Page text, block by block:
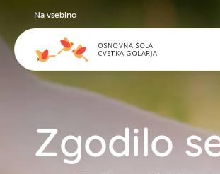
Zgodilo
Na vsebino